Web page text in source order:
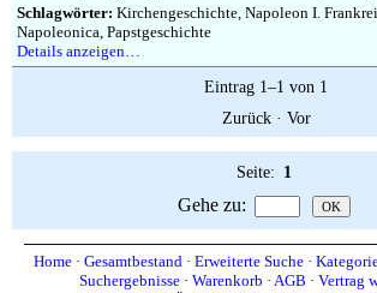
Schlagwörter: Kirchengeschichte, Napoleon I.
Napoleonica, Papstgeschichte
Details anzeigen…
Eintrag 1–1 von 1
Zurück· Vor
Seite: 1
Gehe zu:
Home· Gesamtbestand· Erweiterte Suche·
Suchergebnisse · Warenkorb · AGB · Vertrag